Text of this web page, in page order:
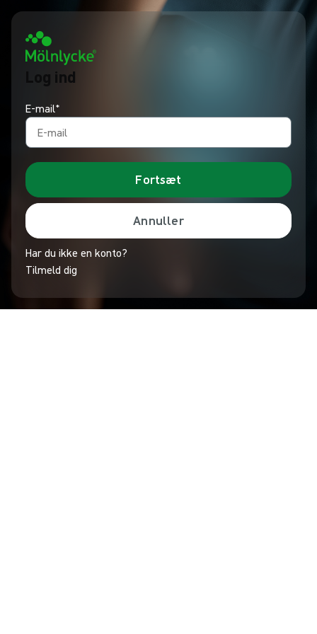
Log ind
E-mail*
Fortsæt
Annuller
Har du ikke en konto?
Tilmeld dig